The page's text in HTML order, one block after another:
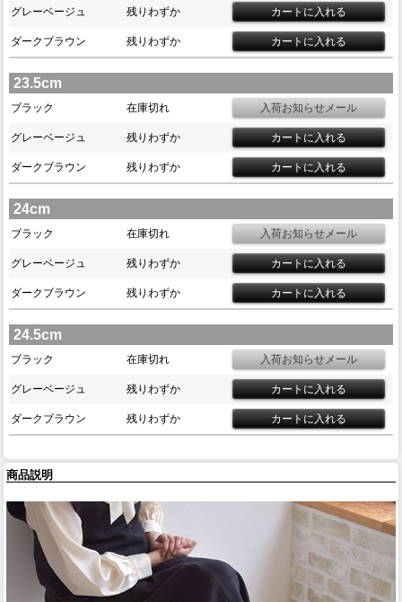
グレーベージュ 残りわずか
ダークブラウン 残りわずか
23.5cm
ブラック 在庫切れ
グレーベージュ 残りわずか
ダークブラウン 残りわずか
24cm
ブラック 在庫切れ
グレーベージュ 残りわずか
ダークブラウン 残りわずか
24.5cm
ブラック 在庫切れ
グレーベージュ 残りわずか
ダークブラウン 残りわずか
商品説明